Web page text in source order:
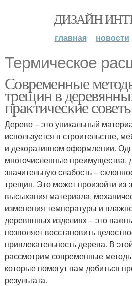
ДИЗАЙН
главная новости
Термическое
Современные
трещин в
практические
Дерево – это уникальный
используется в строительстве,
и декоративном оформлении.
многочисленные преимущества,
значительную слабость –
трещин. Это может произойти из-
высыхания материала,
изменения температуры и
деревянных изделиях – это
позволяет восстановить
привлекательность дерева. В
рассмотрим современные
которые помогут вам добиться
результата.